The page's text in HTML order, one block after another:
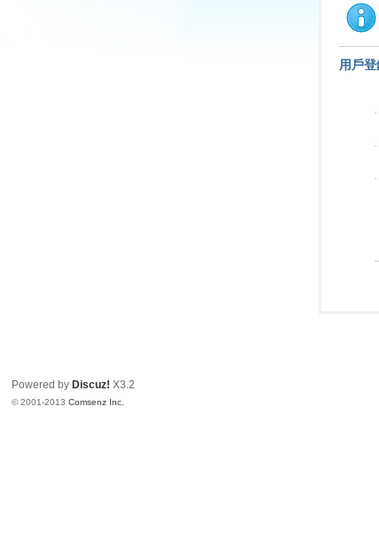
用戶登
Powered by Discuz! X3.2
© 2001-2013Comsenz Inc.